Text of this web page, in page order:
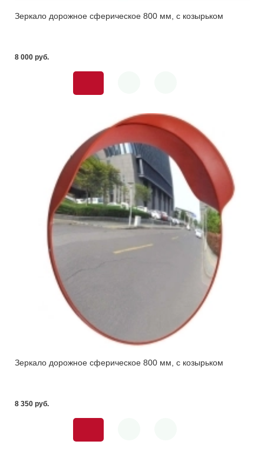
Зеркало дорожное сферическое 800 мм, с козырьком
8 000 pуб.
Зеркало дорожное сферическое 800 мм, с козырьком
8 350 pуб.